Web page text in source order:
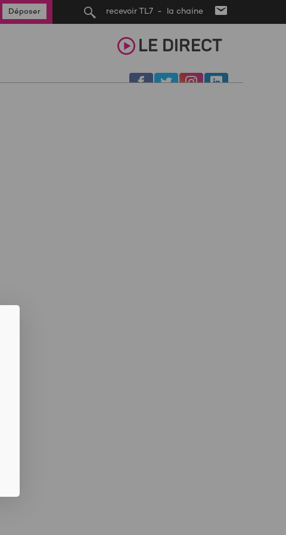
recevoir TL7 - la chaine
Déposer
LE DIRECT